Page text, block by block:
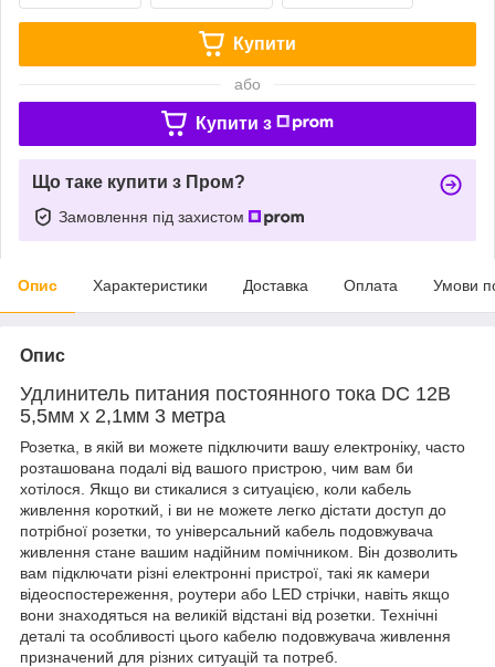
Купити
або
Купити з
Що таке купити з Пром?
Замовлення під захистом
Опис Характеристики Доставка Оплата Умови
Опис
Удлинитель питания постоянного тока DC 12В
5,5мм x 2,1мм 3 метра
Розетка, в якій ви можете підключити вашу електроніку, часто
розташована подалі від вашого пристрою, чим вам би
хотілося. Якщо ви стикалися з ситуацією, коли кабель
живлення короткий, і ви не можете легко дістати доступ до
потрібної розетки, то універсальний кабель подовжувача
живлення стане вашим надійним помічником. Він дозволить
вам підключати різні електронні пристрої, такі як камери
відеоспостереження, роутери або LED стрічки, навіть якщо
вони знаходяться на великій відстані від розетки. Технічні
деталі та особливості цього кабелю подовжувача живлення
призначений для різних ситуацій та потреб.